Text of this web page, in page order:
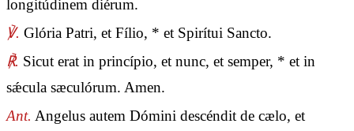
longitúdinem diérum.
℣. Glória Patri, et Fílio, * et Spirítui Sancto.
℟. Sicut erat in princípio, et nunc, et semper, * et in
sǽcula sæculórum. Amen.
Ant. Angelus autem Dómini descéndit de cælo, et